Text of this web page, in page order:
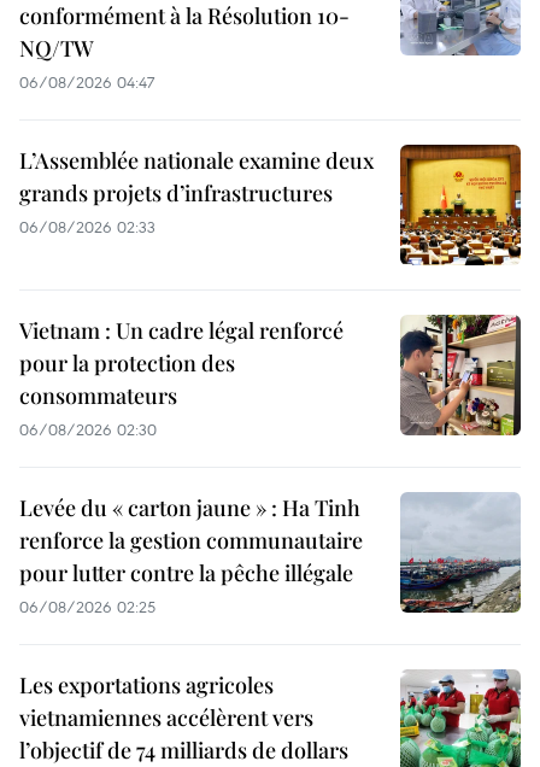
conformément à la Résolution 10-
NQ/TW
06/08/2026 04:47
L’Assemblée nationale examine deux
grands projets d’infrastructures
06/08/2026 02:33
Vietnam : Un cadre légal renforcé
pour la protection des
consommateurs
06/08/2026 02:30
Levée du « carton jaune » : Ha Tinh
renforce la gestion communautaire
pour lutter contre la pêche illégale
06/08/2026 02:25
Les exportations agricoles
vietnamiennes accélèrent vers
l’objectif de 74 milliards de dollars